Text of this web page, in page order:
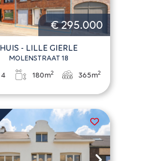
€ 295.000
HUIS - LILLE GIERLE
MOLENSTRAAT 18
4 180m2 365m2